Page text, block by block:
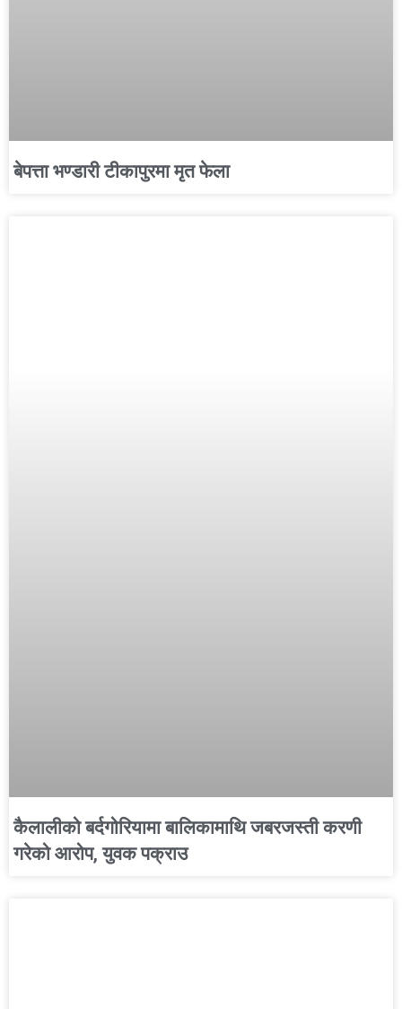
बेपत्ता भण्डारी टीकापुरमा मृत फेला
कैलालीको बर्दगोरियामा बालिकामाथि जबरजस्ती करणी
गरेको आरोप, युवक पक्राउ